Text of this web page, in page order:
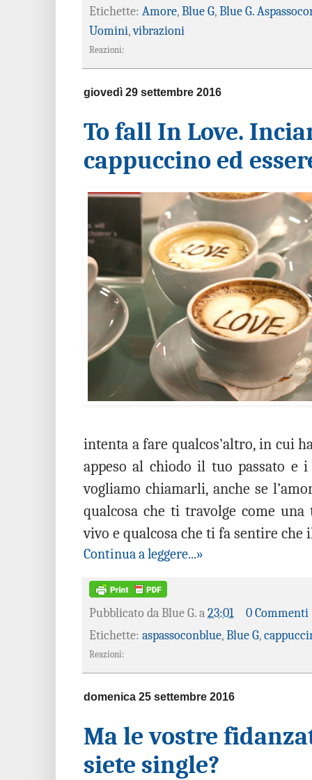
Etichette: Amore, Blue G, Blue G.
Uomini,vibrazioni
Reazioni:
giovedì 29 settembre 2016
To fall In Love.
cappuccino ed
intenta a fare qualcos’altro, in cui
appeso al chiodo il tuo passato
vogliamo chiamarli, anche se
qualcosa che ti travolge come
vivo e qualcosa che ti fa sentire che
Continua a leggere...»
Pubblicato da Blue G. a 23:01
0 Commenti
Etichette: aspassoconblue, Blue G,
Reazioni:
domenica 25 settembre 2016
Ma le vostre
siete single?